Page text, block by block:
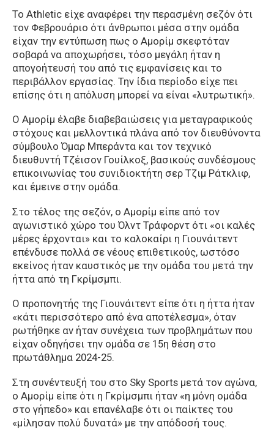
Το Athletic είχε αναφέρει την περασμένη σεζόν ότι
τον Φεβρουάριο ότι άνθρωποι μέσα στην ομάδα
είχαν την εντύπωση πως ο Αμορίμ σκεφτόταν
σοβαρά να αποχωρήσει, τόσο μεγάλη ήταν η
απογοήτευσή του από τις εμφανίσεις και το
περιβάλλον εργασίας. Την ίδια περίοδο είχε πει
επίσης ότι η απόλυση μπορεί να είναι «λυτρωτική».
Ο Αμορίμ έλαβε διαβεβαιώσεις για μεταγραφικούς
στόχους και μελλοντικά πλάνα από τον διευθύνοντα
σύμβουλο Όμαρ Μπεράντα και τον τεχνικό
διευθυντή Τζέισον Γουίλκοξ, βασικούς συνδέσμους
επικοινωνίας του συνιδιοκτήτη σερ Τζιμ Ράτκλιφ,
και έμεινε στην ομάδα.
Στο τέλος της σεζόν, ο Αμορίμ είπε από τον
αγωνιστικό χώρο του Όλντ Τράφορντ ότι «οι καλές
μέρες έρχονται» και το καλοκαίρι η Γιουνάιτεντ
επένδυσε πολλά σε νέους επιθετικούς, ωστόσο
εκείνος ήταν καυστικός με την ομάδα του μετά την
ήττα από τη Γκρίμσμπι.
Ο προπονητής της Γιουνάιτεντ είπε ότι η ήττα ήταν
«κάτι περισσότερο από ένα αποτέλεσμα», όταν
ρωτήθηκε αν ήταν συνέχεια των προβλημάτων που
είχαν οδηγήσει την ομάδα σε 15η θέση στο
πρωτάθλημα 2024-25.
Στη συνέντευξή του στο Sky Sports μετά τον αγώνα,
ο Αμορίμ είπε ότι η Γκρίμσμπι ήταν «η μόνη ομάδα
στο γήπεδο» και επανέλαβε ότι οι παίκτες του
«μίλησαν πολύ δυνατά» με την απόδοσή τους.